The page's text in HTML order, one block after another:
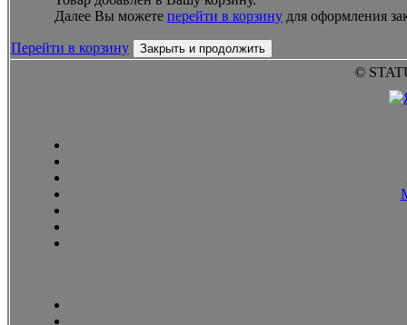
Далее Вы можете перейти в корзину для оформления
Перейти в корзину Закрыть и продолжить
©